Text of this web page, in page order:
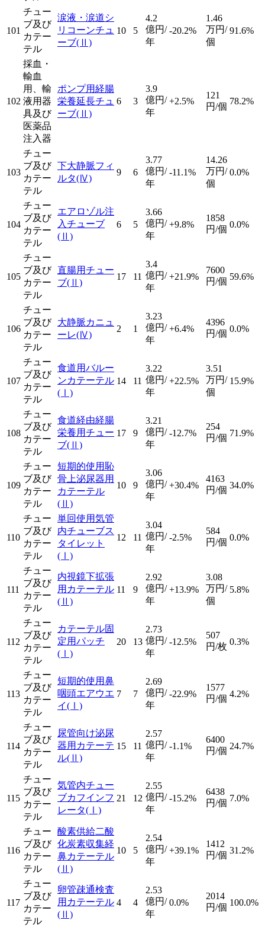
101
チュー
ブ及び
カテー
テル
涙液・涙道シ
リコーンチュ
ーブ(Ⅱ)
10 5
4.2
億円/
年
-20.2%
1.46
万円/
個
91.6%
102
採血・
輸血
用、輸
液用器
具及び
医薬品
注入器
ポンプ用経腸
栄養延長チュ
ーブ(Ⅱ)
6 3
3.9
億円/
年
+2.5%
121
円/個
78.2%
103
チュー
ブ及び
カテー
テル
下大静脈フィ
ルタ(Ⅳ)
9 6
3.77
億円/
年
-11.1%
14.26
万円/
個
0.0%
104
チュー
ブ及び
カテー
テル
エアロゾル注
入チューブ
(Ⅱ)
6 5
3.66
億円/
年
+9.8%
1858
円/個 0.0%
105
チュー
ブ及び
カテー
テル
直腸用チュー
ブ(Ⅱ)
17 11
3.4
億円/
年
+21.9%
7600
円/個 59.6%
106
チュー
ブ及び
カテー
テル
大静脈カニュ
ーレ(Ⅳ)
2 1
3.23
億円/
年
+6.4%
4396
円/個 0.0%
107
チュー
ブ及び
カテー
テル
食道用バルー
ンカテーテル
(Ⅰ)
14 11
3.22
億円/
年
+22.5%
3.51
万円/
個
15.9%
108
チュー
ブ及び
カテー
テル
食道経由経腸
栄養用チュー
ブ(Ⅱ)
17 9
3.21
億円/
年
-12.7%
254
円/個 71.9%
109
チュー
ブ及び
カテー
テル
短期的使用恥
骨上泌尿器用
カテーテル
(Ⅱ)
10 9
3.06
億円/
年
+30.4%
4163
円/個 34.0%
110
チュー
ブ及び
カテー
テル
単回使用気管
内チューブス
タイレット
(Ⅰ)
12 11
3.04
億円/
年
-2.5%
584
円/個 0.0%
111
チュー
ブ及び
カテー
テル
内視鏡下拡張
用カテーテル
(Ⅱ)
11 9
2.92
億円/
年
+13.9%
3.08
万円/
個
5.8%
112
チュー
ブ及び
カテー
テル
カテーテル固
定用パッチ
(Ⅰ)
20 13
2.73
億円/
年
-12.5%
507
円/枚 0.3%
113
チュー
ブ及び
カテー
テル
短期的使用鼻
咽頭エアウエ
イ(Ⅰ)
7 7
2.69
億円/
年
-22.9%
1577
円/個 4.2%
114
チュー
ブ及び
カテー
テル
尿管向け泌尿
器用カテーテ
ル(Ⅱ)
15 11
2.57
億円/
年
-1.1%
6400
円/個 24.7%
115
チュー
ブ及び
カテー
テル
気管内チュー
ブカフインフ
レータ(Ⅰ)
21 12
2.55
億円/
年
-15.2%
6438
円/個 7.0%
116
チュー
ブ及び
カテー
テル
酸素供給二酸
化炭素収集経
鼻カテーテル
(Ⅱ)
10 5
2.54
億円/
年
+39.1%
1412
円/個 31.2%
117
チュー
ブ及び
カテー
テル
卵管疎通検査
用カテーテル
(Ⅱ)
4 4
2.53
億円/
年
0.0%
2014
円/個 100.0%